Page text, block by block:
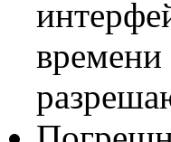
времени